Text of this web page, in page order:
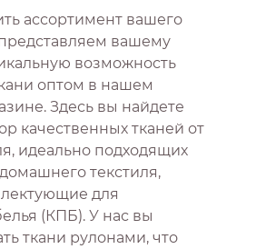
ассортимент вашего
вашему
возможность
оптом в нашем
Здесь вы найдете
качественных тканей от
идеально подходящих
текстиля,
для
(КПБ). У нас вы
ткани рулонами, что